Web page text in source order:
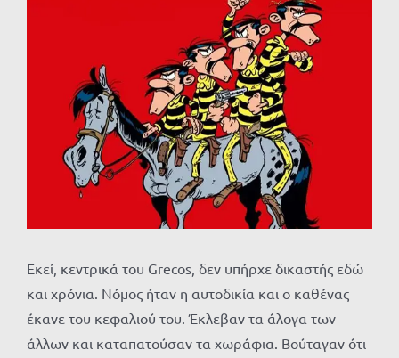
Εκεί, κεντρικά του Grecos, δεν υπήρχε δικαστής εδώ
και χρόνια. Νόμος ήταν η αυτοδικία και ο καθένας
έκανε του κεφαλιού του. Έκλεβαν τα άλογα των
άλλων και καταπατούσαν τα χωράφια. Βούταγαν ότι